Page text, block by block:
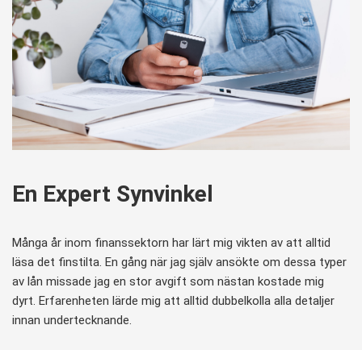
En Expert Synvinkel
Många år inom finanssektorn har lärt mig vikten av att alltid
läsa det finstilta. En gång när jag själv ansökte om dessa typer
av lån missade jag en stor avgift som nästan kostade mig
dyrt. Erfarenheten lärde mig att alltid dubbelkolla alla detaljer
innan undertecknande.